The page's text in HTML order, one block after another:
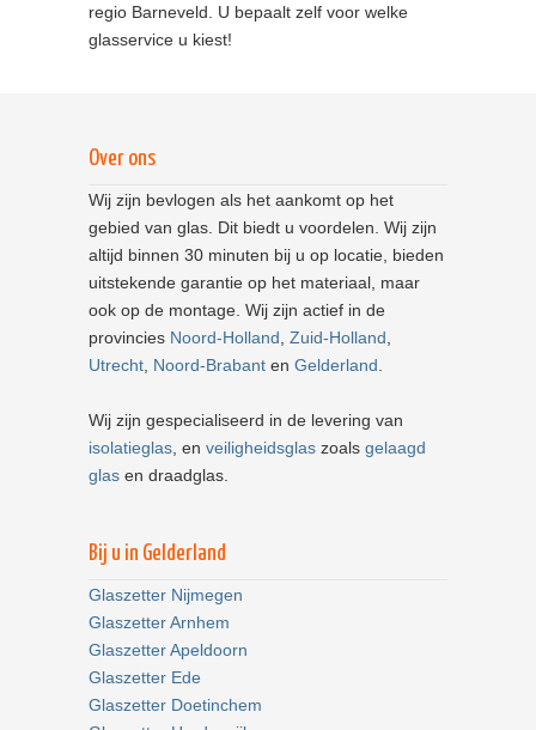
regio Barneveld. U bepaalt zelf voor welke
glasservice u kiest!
Over ons
Wij zijn bevlogen als het aankomt op het
gebied van glas. Dit biedt u voordelen. Wij zijn
altijd binnen 30 minuten bij u op locatie, bieden
uitstekende garantie op het materiaal, maar
ook op de montage. Wij zijn actief in de
provincies Noord-Holland Zuid-Holland
Utrecht Noord-Brabant en Gelderland
Wij zijn gespecialiseerd in de levering van
isolatieglas , en veiligheidsglas zoals gelaagd
glas en draadglas.
Bij u in Gelderland
Glaszetter Nijmegen
Glaszetter Arnhem
Glaszetter Apeldoorn
Glaszetter Ede
Glaszetter Doetinchem